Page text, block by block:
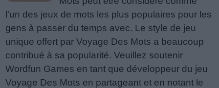
l'un des jeux de mots les plus populaires pour les
gens à passer du temps avec. Le style de jeu
unique offert par Voyage Des Mots a beaucoup
contribué à sa popularité. Veuillez soutenir
Wordfun Games en tant que développeur du jeu
Voyage Des Mots en partageant et en notant le